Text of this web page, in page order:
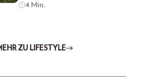
4 Min.
ZU LIFESTYLE